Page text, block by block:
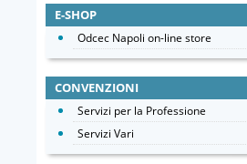
E-SHOP
Odcec Napoli on-line store
CONVENZIONI
Servizi per la Professione
Servizi Vari